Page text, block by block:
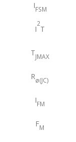
IFSM
I
2
T
TJMAX
Rø(JC)
IFM
FM